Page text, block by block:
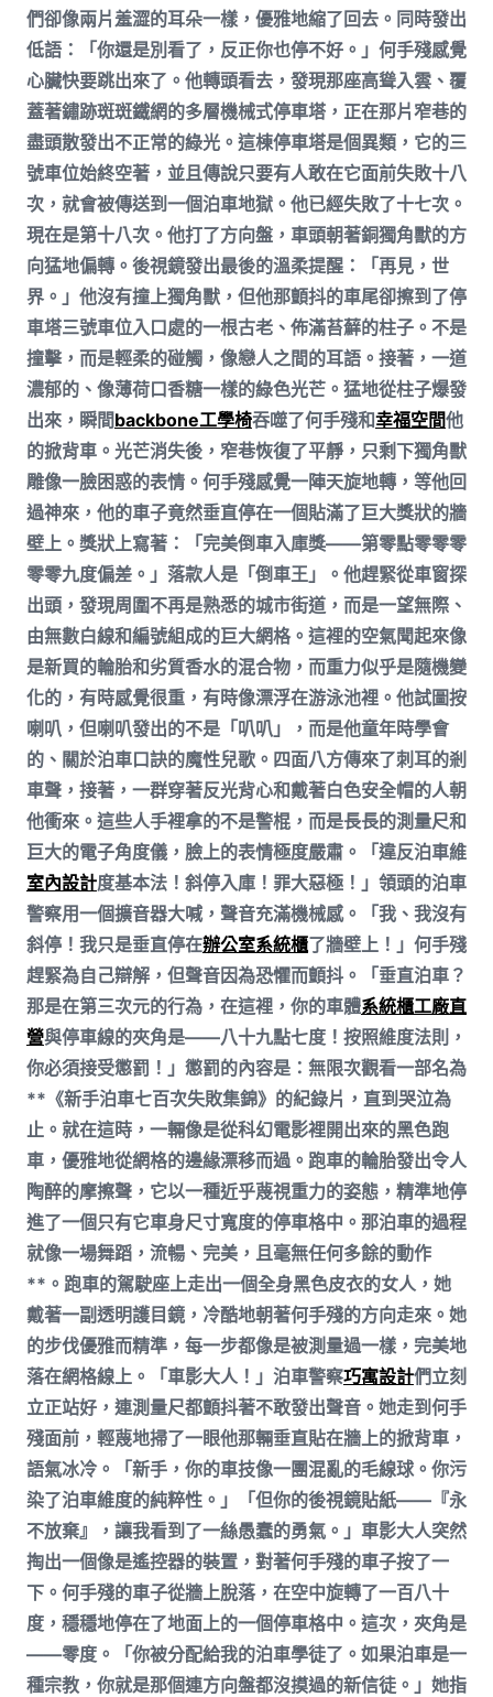
們卻像兩片羞澀的耳朵一樣，優雅地縮了回去。同時發出
低語：「你還是別看了，反正你也停不好。」何手殘感覺
心臟快要跳出來了。他轉頭看去，發現那座高聳入雲、覆
蓋著鏽跡斑斑鐵網的多層機械式停車塔，正在那片窄巷的
盡頭散發出不正常的綠光。這棟停車塔是個異類，它的三
號車位始終空著，並且傳說只要有人敢在它面前失敗十八
次，就會被傳送到一個泊車地獄。他已經失敗了十七次。
現在是第十八次。他打了方向盤，車頭朝著銅獨角獸的方
向猛地偏轉。後視鏡發出最後的溫柔提醒：「再見，世
界。」他沒有撞上獨角獸，但他那顫抖的車尾卻擦到了停
車塔三號車位入口處的一根古老、佈滿苔蘚的柱子。不是
撞擊，而是輕柔的碰觸，像戀人之間的耳語。接著，一道
濃郁的、像薄荷口香糖一樣的綠色光芒。猛地從柱子爆發
出來，瞬間backbone工學椅吞噬了何手殘和幸福空間他
的掀背車。光芒消失後，窄巷恢復了平靜，只剩下獨角獸
雕像一臉困惑的表情。何手殘感覺一陣天旋地轉，等他回
過神來，他的車子竟然垂直停在一個貼滿了巨大獎狀的牆
壁上。獎狀上寫著：「完美倒車入庫獎——第零點零零零
零零九度偏差。」落款人是「倒車王」。他趕緊從車窗探
出頭，發現周圍不再是熟悉的城市街道，而是一望無際、
由無數白線和編號組成的巨大網格。這裡的空氣聞起來像
是新買的輪胎和劣質香水的混合物，而重力似乎是隨機變
化的，有時感覺很重，有時像漂浮在游泳池裡。他試圖按
喇叭，但喇叭發出的不是「叭叭」，而是他童年時學會
的、關於泊車口訣的魔性兒歌。四面八方傳來了刺耳的剎
車聲，接著，一群穿著反光背心和戴著白色安全帽的人朝
他衝來。這些人手裡拿的不是警棍，而是長長的測量尺和
巨大的電子角度儀，臉上的表情極度嚴肅。「違反泊車維
室內設計度基本法！斜停入庫！罪大惡極！」領頭的泊車
警察用一個擴音器大喊，聲音充滿機械感。「我、我沒有
斜停！我只是垂直停在辦公室系統櫃了牆壁上！」何手殘
趕緊為自己辯解，但聲音因為恐懼而顫抖。「垂直泊車？
那是在第三次元的行為，在這裡，你的車體系統櫃工廠直
營與停車線的夾角是——八十九點七度！按照維度法則，
你必須接受懲罰！」懲罰的內容是：無限次觀看一部名為
**《新手泊車七百次失敗集錦》的紀錄片，直到哭泣為
止。就在這時，一輛像是從科幻電影裡開出來的黑色跑
車，優雅地從網格的邊緣漂移而過。跑車的輪胎發出令人
陶醉的摩擦聲，它以一種近乎蔑視重力的姿態，精準地停
進了一個只有它車身尺寸寬度的停車格中。那泊車的過程
就像一場舞蹈，流暢、完美，且毫無任何多餘的動作
**。跑車的駕駛座上走出一個全身黑色皮衣的女人，她
戴著一副透明護目鏡，冷酷地朝著何手殘的方向走來。她
的步伐優雅而精準，每一步都像是被測量過一樣，完美地
落在網格線上。「車影大人！」泊車警察巧寓設計們立刻
立正站好，連測量尺都顫抖著不敢發出聲音。她走到何手
殘面前，輕蔑地掃了一眼他那輛垂直貼在牆上的掀背車，
語氣冰冷。「新手，你的車技像一團混亂的毛線球。你污
染了泊車維度的純粹性。」「但你的後視鏡貼紙——『永
不放棄』，讓我看到了一絲愚蠢的勇氣。」車影大人突然
掏出一個像是遙控器的裝置，對著何手殘的車子按了一
下。何手殘的車子從牆上脫落，在空中旋轉了一百八十
度，穩穩地停在了地面上的一個停車格中。這次，夾角是
——零度。「你被分配給我的泊車學徒了。如果泊車是一
種宗教，你就是那個連方向盤都沒摸過的新信徒。」她指